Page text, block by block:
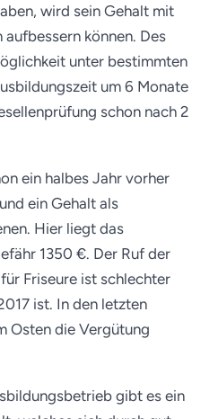
wird sein Gehalt mit
können. Des
unter bestimmten
um 6 Monate
schon nach 2
ein halbes Jahr vorher
ein Gehalt als
Hier liegt das
1350 €. Der Ruf der
Friseure ist schlechter
ist. In den letzten
Osten die Vergütung
gibt es ein